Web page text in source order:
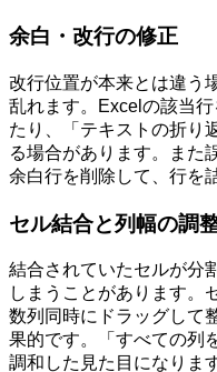
余白・改行の修正
改行位置が本来とは違う
乱れます。Excelの該当
たり、「テキストの折り
る場合があります。また
余白行を削除して、行を
セル結合と列幅の調
結合されていたセルが分
しまうことがあります。
数列同時にドラッグして
果的です。「すべての列
調和した見た目になります